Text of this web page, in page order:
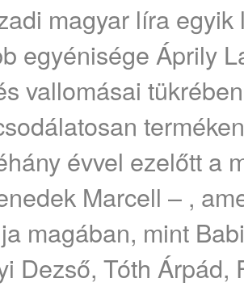
magyar líra
egyénisége Áprily
vallomásai
évvel ezelőtt a
Marcell – ,
magában, mint
Dezső, Tóth